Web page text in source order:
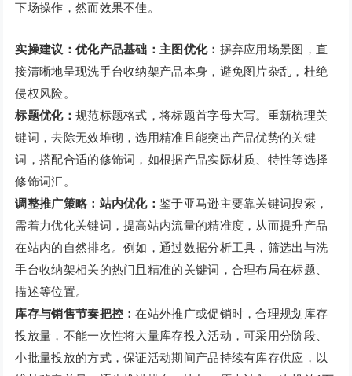
下场操作，然而效果不佳。
实操建议：优化产品基础：主图优化： 摒弃应用场景图，直
接清晰地呈现洗手台收纳架产品本身，避免图片杂乱，杜绝
侵权风险。
标题优化： 规范标题格式，将标题首字母大写。重新梳理关
键词，去除无效堆砌，选用精准且能突出产品优势的关键
词，搭配合适的修饰词，如根据产品实际材质、特性等选择
修饰词汇。
调整推广策略：站内优化：鉴于亚马逊主要靠关键词搜索，
需着力优化关键词，提高站内流量的精准度，从而提升产品
在站内的自然排名。例如，通过数据分析工具，筛选出与洗
手台收纳架相关的热门且精准的关键词，合理布局在标题、
描述等位置。
库存与销售节奏把控：在站外推广或促销时，合理规划库存
投放量，不能一次性将大量库存投入活动，可采用分阶段、
小批量投放的方式，保证活动期间产品持续有库存供应，以